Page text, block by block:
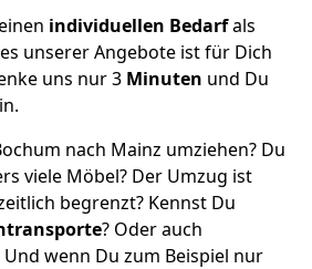
individuellen Bedarfals
unserer Angebote ist für Dich
uns nur 3 Minuten und Du
nach Mainz umziehen? Du
viele Möbel? Der Umzug ist
begrenzt? Kennst Du
? Oder auch
Und wenn Du zum Beispiel nur